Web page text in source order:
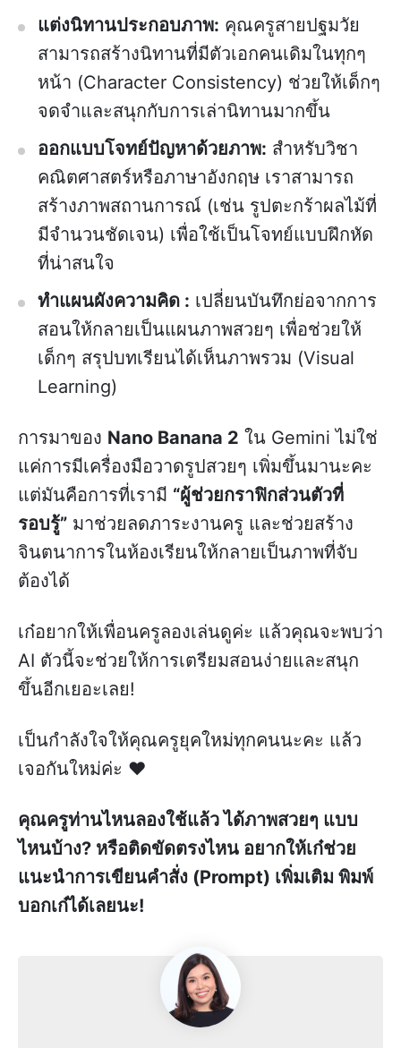
แต่งนิทานประกอบภาพ: คุณครูสายปฐมวัย
สามารถสร้างนิทานที่มีตัวเอกคนเดิมในทุกๆ
หน้า (Character Consistency) ช่วยให้เด็กๆ
จดจำและสนุกกับการเล่านิทานมากขึ้น
ออกแบบโจทย์ปัญหาด้วยภาพ: สำหรับวิชา
คณิตศาสตร์หรือภาษาอังกฤษ เราสามารถ
สร้างภาพสถานการณ์ (เช่น รูปตะกร้าผลไม้ที่
มีจำนวนชัดเจน) เพื่อใช้เป็นโจทย์แบบฝึกหัด
ที่น่าสนใจ
ทำแผนผังความคิด : เปลี่ยนบันทึกย่อจากการ
สอนให้กลายเป็นแผนภาพสวยๆ เพื่อช่วยให้
เด็กๆ สรุปบทเรียนได้เห็นภาพรวม (Visual
Learning)
การมาของ Nano Banana 2 ใน Gemini ไม่ใช่
แค่การมีเครื่องมือวาดรูปสวยๆ เพิ่มขึ้นมานะคะ
แต่มันคือการที่เรามี “ผู้ช่วยกราฟิกส่วนตัวที่
รอบรู้” มาช่วยลดภาระงานครู และช่วยสร้าง
จินตนาการในห้องเรียนให้กลายเป็นภาพที่จับ
ต้องได้
เก๋อยากให้เพื่อนครูลองเล่นดูค่ะ แล้วคุณจะพบว่า
AI ตัวนี้จะช่วยให้การเตรียมสอนง่ายและสนุก
ขึ้นอีกเยอะเลย!
เป็นกำลังใจให้คุณครูยุคใหม่ทุกคนนะคะ แล้ว
เจอกันใหม่ค่ะ ❤️
คุณครูท่านไหนลองใช้แล้ว ได้ภาพสวยๆ แบบ
ไหนบ้าง? หรือติดขัดตรงไหน อยากให้เก๋ช่วย
แนะนำการเขียนคำสั่ง (Prompt) เพิ่มเติม พิมพ์
บอกเก๋ได้เลยนะ!